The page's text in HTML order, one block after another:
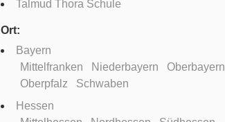
Talmud Thora Schule
Ort:
Bayern
Mittelfranken
Niederbayern Oberbayern
Oberpfalz
Schwaben
Hessen